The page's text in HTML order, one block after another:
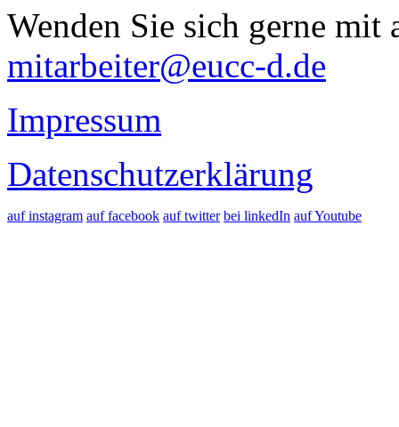
Wenden Sie sich gerne mit
mitarbeiter@eucc-d.de
Impressum
Datenschutzerklärung
auf instagram auf facebook auf twitter bei linkedIn auf Youtube